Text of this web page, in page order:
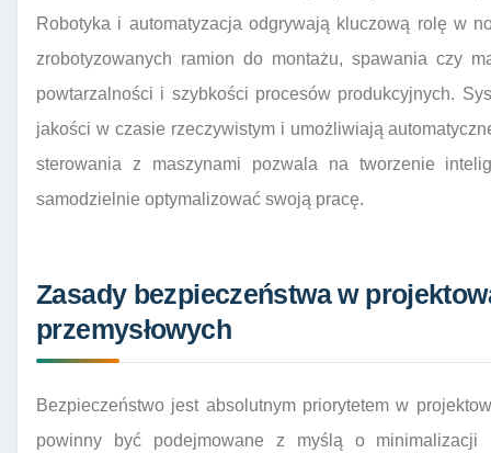
Robotyka i automatyzacja odgrywają kluczową rolę w
zrobotyzowanych ramion do montażu, spawania czy
powtarzalności i szybkości procesów produkcyjnych.
jakości w czasie rzeczywistym i umożliwiają
sterowania z maszynami pozwala na tworzenie
samodzielnie optymalizować swoją pracę.
Zasady bezpieczeństwa w
przemysłowych
Bezpieczeństwo jest absolutnym priorytetem w
powinny być podejmowane z myślą o minimalizacji